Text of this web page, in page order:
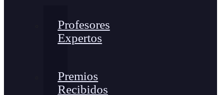
Profesores
Expertos
Premios
Recibidos